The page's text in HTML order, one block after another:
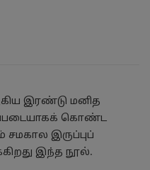
இரண்டு மனித
கொண்ட
சமகால இருப்புப்
இந்த நூல்.